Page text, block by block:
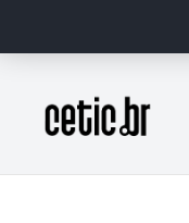
Página inicial